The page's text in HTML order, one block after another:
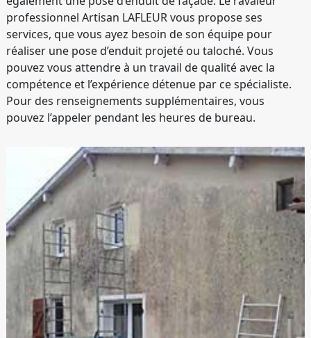
professionnel Artisan LAFLEUR vous propose ses
services, que vous ayez besoin de son équipe pour
réaliser une pose d’enduit projeté ou taloché. Vous
pouvez vous attendre à un travail de qualité avec la
compétence et l’expérience détenue par ce spécialiste.
Pour des renseignements supplémentaires, vous
pouvez l’appeler pendant les heures de bureau.